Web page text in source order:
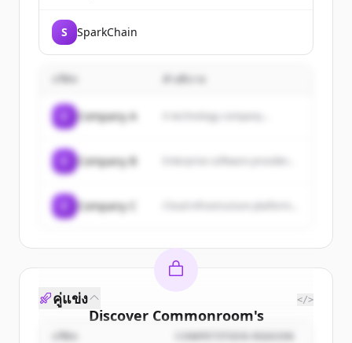
GPU software correct and fast
known before running it.
S SparkChain
คำอธิบาย
Company A A technology company...
Company B
Company C
Discover Commonroom's
customers
คู่แข่ง </>
COMPETITION REASON